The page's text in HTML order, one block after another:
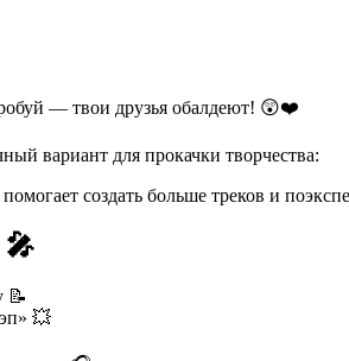
— твои друзья обалдеют! 😲❤️
вариант для прокачки творчества:
создать больше треков и
🎤
📝
💥